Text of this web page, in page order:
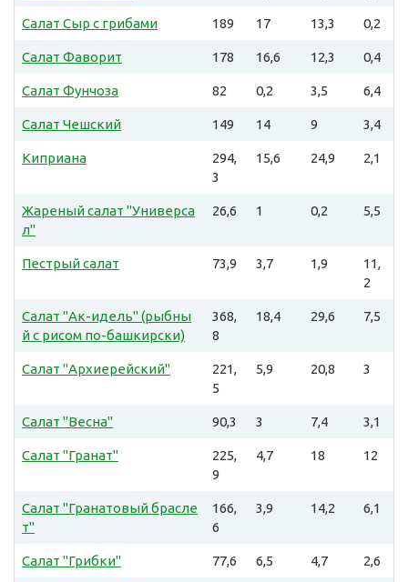
Салат Сыр с грибами 189 17 13,3 0,2
Салат Фаворит 178 16,6 12,3 0,4
Салат Фунчоза 82 0,2 3,5 6,4
Салат Чешский 149 14 9 3,4
Киприана
294,
3
15,6 24,9 2,1
Жареный салат "Универса
л"
26,6 1 0,2 5,5
Пестрый салат 73,9 3,7 1,9
11,
2
Салат "Ак-идель" (рыбны
й с рисом по-башкирски)
368,
8
18,4 29,6 7,5
Салат "Архиерейский"
221,
5
5,9 20,8 3
Салат "Весна" 90,3 3 7,4 3,1
Салат "Гранат"
225,
9
4,7 18 12
Салат "Гранатовый брасле
т"
166,
6
3,9 14,2 6,1
Салат "Грибки" 77,6 6,5 4,7 2,6